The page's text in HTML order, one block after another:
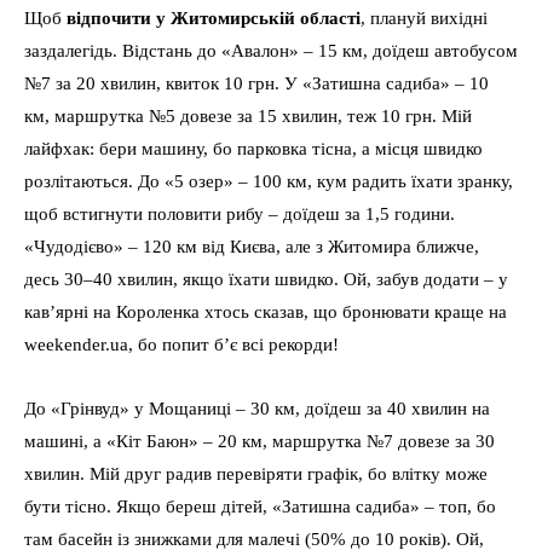
Щоб відпочити у Житомирській області, плануй вихідні
заздалегідь. Відстань до «Авалон» – 15 км, доїдеш автобусом
№7 за 20 хвилин, квиток 10 грн. У «Затишна садиба» – 10
км, маршрутка №5 довезе за 15 хвилин, теж 10 грн. Мій
лайфхак: бери машину, бо парковка тісна, а місця швидко
розлітаються. До «5 озер» – 100 км, кум радить їхати зранку,
щоб встигнути половити рибу – доїдеш за 1,5 години.
«Чудодієво» – 120 км від Києва, але з Житомира ближче,
десь 30–40 хвилин, якщо їхати швидко. Ой, забув додати – у
кав’ярні на Короленка хтось сказав, що бронювати краще на
weekender.ua, бо попит б’є всі рекорди!
До «Грінвуд» у Мощаниці – 30 км, доїдеш за 40 хвилин на
машині, а «Кіт Баюн» – 20 км, маршрутка №7 довезе за 30
хвилин. Мій друг радив перевіряти графік, бо влітку може
бути тісно. Якщо береш дітей, «Затишна садиба» – топ, бо
там басейн із знижками для малечі (50% до 10 років). Ой,